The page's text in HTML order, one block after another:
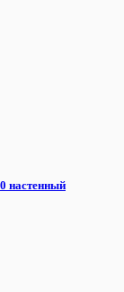
настенный